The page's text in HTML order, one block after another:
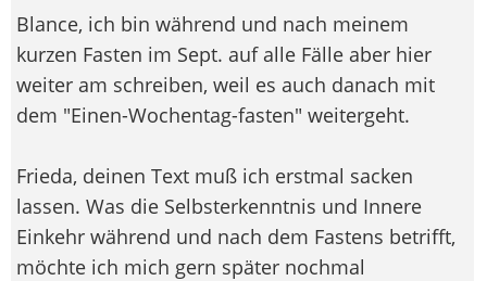
Blance, ich bin während und nach meinem
kurzen Fasten im Sept. auf alle Fälle aber hier
weiter am schreiben, weil es auch danach mit
dem "Einen-Wochentag-fasten" weitergeht.
Frieda, deinen Text muß ich erstmal sacken
lassen. Was die Selbsterkenntnis und Innere
Einkehr während und nach dem Fastens betrifft,
möchte ich mich gern später nochmal